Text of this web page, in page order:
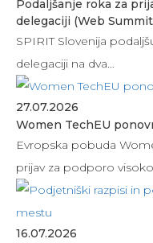
Podaljšanje roka za
delegaciji (Web
SPIRIT Slovenija
delegaciji na dva…
27.07.2026
Women TechEU
Evropska pobuda
prijav za podporo
16.07.2026